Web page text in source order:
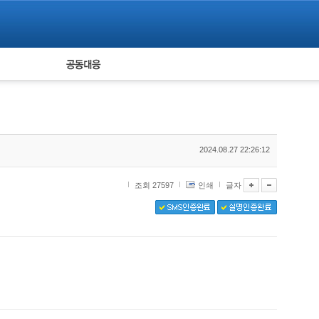
피해자 공동대응
2024.08.27 22:26:12
조회 27597 인쇄 글자